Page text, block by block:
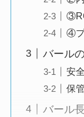
④プ
バール
安
保
バール